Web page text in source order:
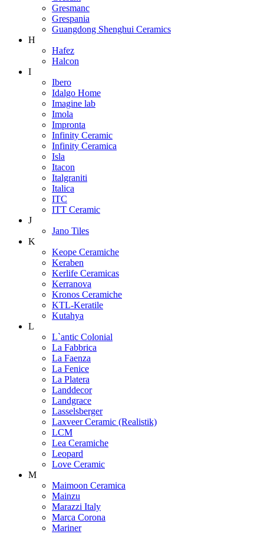
Gresmanc
Grespania
Guangdong Shenghui Ceramics
H
Hafez
Halcon
I
Ibero
Idalgo Home
Imagine lab
Imola
Impronta
Infinity Ceramic
Infinity Ceramica
Isla
Itacon
Italgraniti
Italica
ITC
ITT Ceramic
J
Jano Tiles
K
Keope Ceramiche
Keraben
Kerlife Ceramicas
Kerranova
Kronos Ceramiche
KTL-Keratile
Kutahya
L
L`antic Colonial
La Fabbrica
La Faenza
La Fenice
La Platera
Landdecor
Landgrace
Lasselsberger
Laxveer Ceramic (Realistik)
LCM
Lea Ceramiche
Leopard
Love Ceramic
M
Maimoon Ceramica
Mainzu
Marazzi Italy
Marca Corona
Mariner